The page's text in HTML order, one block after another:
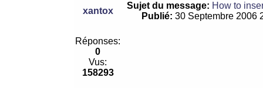
xantox
Sujet du message: How to
Publié: 30 Septembre 2006
Réponses:
0
Vus:
158293